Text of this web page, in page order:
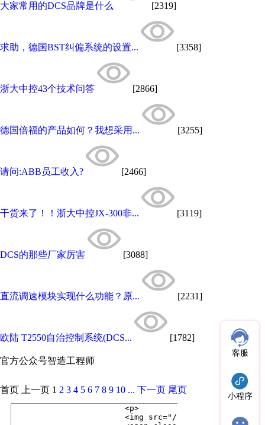
大家常用的DCS品牌是什么 [2319]
求助，德国BST纠偏系统的设置... [3358]
浙大中控43个技术问答 [2866]
德国倍福的产品如何？我想采用... [3255]
请问:ABB员工收入? [2466]
干货来了！！浙大中控JX-300非... [3119]
DCS的那些厂家厉害 [3088]
直流调速模块实现什么功能？原... [2231]
欧陆 T2550自治控制系统(DCS... [1782]
官方公众号智造工程师
客服
小程序
首页 上一页 1 2 3 4 5 6 7 8 9 10 ... 下一页 尾页